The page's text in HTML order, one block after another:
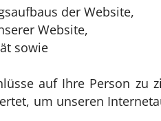
der Website,
Website,
sowie
auf Ihre Person zu
um unseren